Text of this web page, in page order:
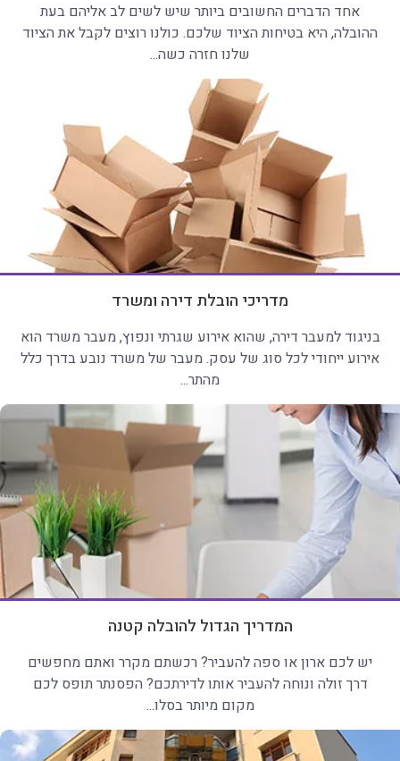
אחד הדברים החשובים ביותר שיש לשים לב אליהם בעת
ההובלה, היא בטיחות הציוד שלכם. כולנו רוצים לקבל את הציוד
שלנו חזרה כשה...
מדריכי הובלת דירה ומשרד
בניגוד למעבר דירה, שהוא אירוע שגרתי ונפוץ, מעבר משרד הוא
אירוע ייחודי לכל סוג של עסק. מעבר של משרד נובע בדרך כלל
מהתר...
המדריך הגדול להובלה קטנה
יש לכם ארון או ספה להעביר? רכשתם מקרר ואתם מחפשים
דרך זולה ונוחה להעביר אותו לדירתכם? הפסנתר תופס לכם
מקום מיותר בסלו...